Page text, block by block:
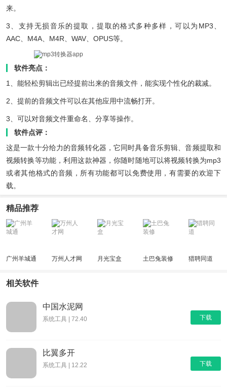
来。
3、支持无损音乐的提取，提取的格式多种多样，可以为MP3、
AAC、M4A、M4R、WAV、OPUS等。
软件亮点：
1、能轻松剪辑出已经提前出来的音频文件，能实现个性化的裁减。
2、提前的音频文件可以在其他应用中流畅打开。
3、可以对音频文件重命名、分享等操作。
软件点评：
这是一款十分给力的音频转化器，它同时具备音乐剪辑、音频提取和
视频转换等功能，利用这款神器，你随时随地可以将视频转换为mp3
或者其他格式的音频，所有功能都可以免费使用，有需要的欢迎下
载。
精品推荐
广州羊城通 万州人才网 月光宝盒 土巴兔装修 猎聘同道
相关软件
下载
中国水泥网
系统工具 | 72.40
下载
比翼多开
系统工具 | 12.22